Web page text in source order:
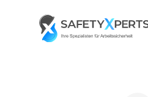
Go to landing page.